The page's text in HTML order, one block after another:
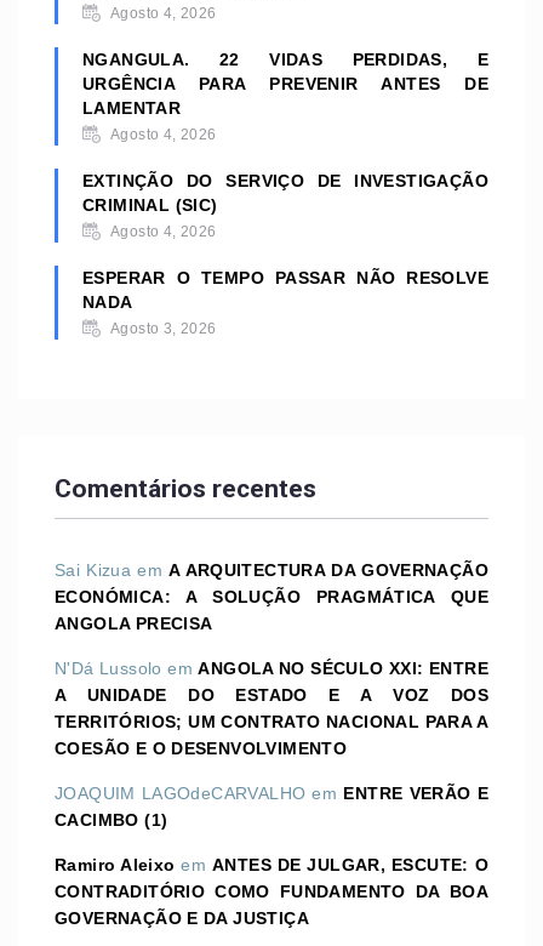
Agosto 4, 2026
NGANGULA. 22 VIDAS PERDIDAS, E
URGÊNCIA PARA PREVENIR ANTES DE
LAMENTAR
Agosto 4, 2026
EXTINÇÃO DO SERVIÇO DE INVESTIGAÇÃO
CRIMINAL (SIC)
Agosto 4, 2026
ESPERAR O TEMPO PASSAR NÃO RESOLVE
NADA
Agosto 3, 2026
Comentários recentes
Sai Kizua emA ARQUITECTURA DA GOVERNAÇÃO
ECONÓMICA: A SOLUÇÃO PRAGMÁTICA QUE
ANGOLA PRECISA
N'Dá Lussolo emANGOLA NO SÉCULO XXI: ENTRE
A UNIDADE DO ESTADO E A VOZ DOS
TERRITÓRIOS; UM CONTRATO NACIONAL PARA A
COESÃO E O DESENVOLVIMENTO
JOAQUIM LAGOdeCARVALHO em ENTRE VERÃO E
CACIMBO (1)
Ramiro Aleixo emANTES DE JULGAR, ESCUTE: O
CONTRADITÓRIO COMO FUNDAMENTO DA BOA
GOVERNAÇÃO E DA JUSTIÇA